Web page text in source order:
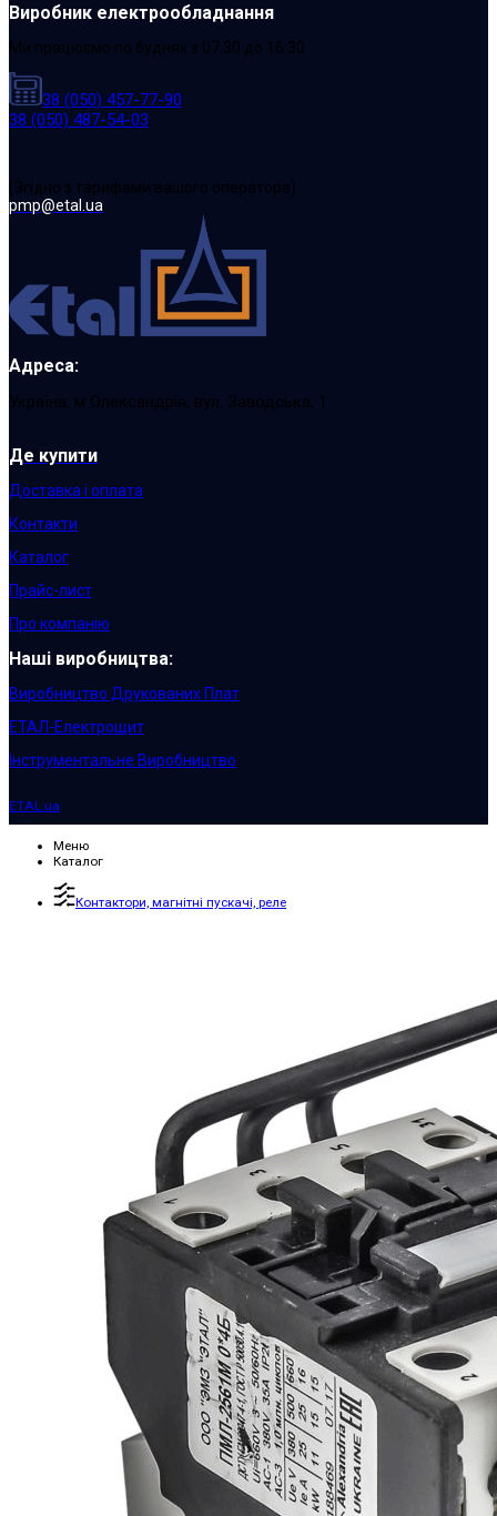
Виробник електрообладнання
Ми працюємо по буднях з 07:30 до 16:30
38 (050) 457-77-90
38 (050) 487-54-03
(Згідно з тарифами вашого оператора)
pmp@etal.ua
Адреса:
Україна, м Олександрія, вул. Заводська, 1
Де купити
Доставка і оплата
Контакти
Каталог
Прайс-лист
Про компанію
Наші виробництва:
Виробництво Друкованих Плат
ЕТАЛ-Електрощит
Інструментальне Виробництво
ETAL.ua
Меню
Каталог
Контактори, магнітні пускачі, реле